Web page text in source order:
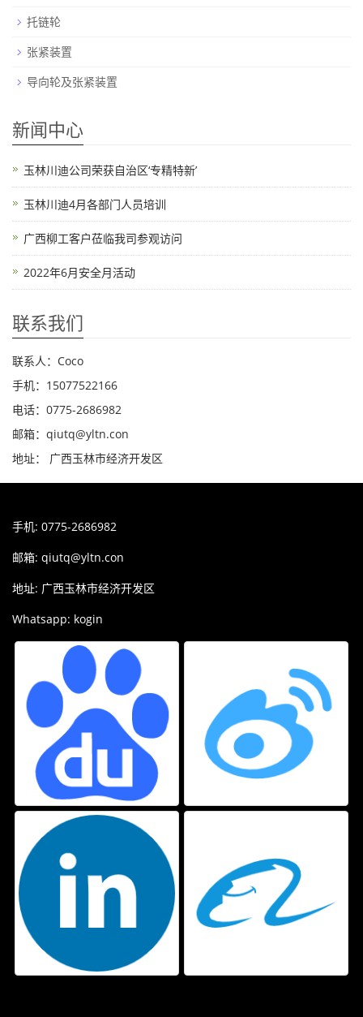
托链轮
张紧装置
导向轮及张紧装置
新闻中心
玉林川迪公司荣获自治区‘专精特新’
玉林川迪4月各部门人员培训
广西柳工客户莅临我司参观访问
2022年6月安全月活动
联系我们
联系人：Coco
手机：15077522166
电话：0775-2686982
邮箱：qiutq@yltn.con
地址： 广西玉林市经济开发区
手机: 0775-2686982
邮箱: qiutq@yltn.con
地址: 广西玉林市经济开发区
Whatsapp: kogin